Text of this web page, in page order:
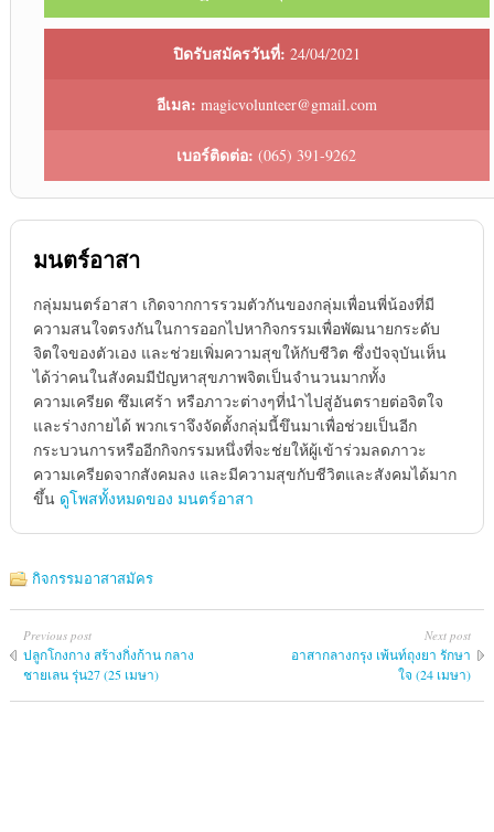
ปิดรับสมัครวันที่: 24/04/2021
อีเมล: magicvolunteer@gmail.com
เบอร์ติดต่อ: (065) 391-9262
มนตร์อาสา
กลุ่มมนตร์อาสา เกิดจากการรวมตัวกันของกลุ่มเพื่อนพี่น้องที่มี
ความสนใจตรงกันในการออกไปหากิจกรรมเพื่อพัฒนายกระดับ
จิตใจของตัวเอง และช่วยเพิ่มความสุขให้กับชีวิต ซึ่งปัจจุบันเห็น
ได้ว่าคนในสังคมมีปัญหาสุขภาพจิตเป็นจำนวนมากทั้ง
ความเครียด ซึมเศร้า หรือภาวะต่างๆที่นำไปสู่อันตรายต่อจิตใจ
และร่างกายได้ พวกเราจึงจัดตั้งกลุ่มนี้ขึนมาเพื่อช่วยเป็นอีก
กระบวนการหรืออีกกิจกรรมหนึ่งที่จะช่ยให้ผู้เข้าร่วมลดภาวะ
ความเครียดจากสังคมลง และมีความสุขกับชีวิตและสังคมได้มาก
ขึ้น ดูโพสทั้งหมดของ มนตร์อาสา
กิจกรรมอาสาสมัคร
Previous post
ปลูกโกงกาง สร้างกิ่งก้าน กลาง
ชายเลน รุ่น27 (25 เมษา)
Next post
อาสากลางกรุง เพ้นท์ถุงยา รักษา
ใจ (24 เมษา)